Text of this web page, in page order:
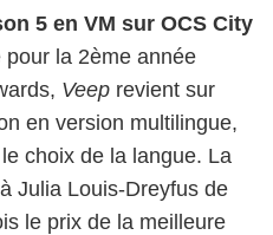
5 en VM sur OCS City
la 2ème année
Veep revient sur
en version multilingue,
choix de la langue. La
Julia Louis-Dreyfus de
le prix de la meilleure